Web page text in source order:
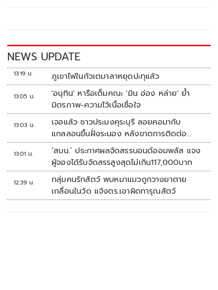
k k
NEWS UPDATE
13:19 น. ภูเขาไฟในกัวเตมาลาหยุดปะทุแล้ว
13:05 น.
'อนุทิน' หารือเต็มคณะ 'มิน อ่อง หล่าย' ย้ำ
มิตรภาพ-ความไว้เนื้อเชื่อใจ
13:03 น.
เจอแล้ว ชาวประมงคุระบุรี ลอยคอมากับ
แกลลอนขึ้นฝั่งระนอง หลังขาดการติดต่อ
หลายวัน
13:01 น.
‘สบน.’ ประกาศผลจัดสรรบอนด์ออมพลัส แจง
ผู้จองได้รับจัดสรรสูงสุดไม่เกิน117,000บาท
12:39 น.
กลุ่มคนรักสัตว์ พบหมาแมวถูกวางยาตาย
เกลื่อนในวัด แจ้งตร.เอาผิดทารุณสัตว์